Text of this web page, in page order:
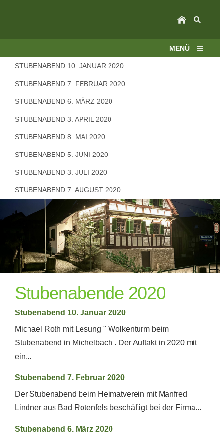
MENÜ
STUBENABEND 10. JANUAR 2020
STUBENABEND 7. FEBRUAR 2020
STUBENABEND 6. MÄRZ 2020
STUBENABEND 3. APRIL 2020
STUBENABEND 8. MAI 2020
STUBENABEND 5. JUNI 2020
STUBENABEND 3. JULI 2020
STUBENABEND 7. AUGUST 2020
Stubenabende 2020
Stubenabend 10. Januar 2020
Michael Roth mit Lesung " Wolkenturm beim
Stubenabend in Michelbach . Der Auftakt in 2020 mit
ein...
Stubenabend 7. Februar 2020
Der Stubenabend beim Heimatverein mit Manfred
Lindner aus Bad Rotenfels beschäftigt bei der Firma...
Stubenabend 6. März 2020